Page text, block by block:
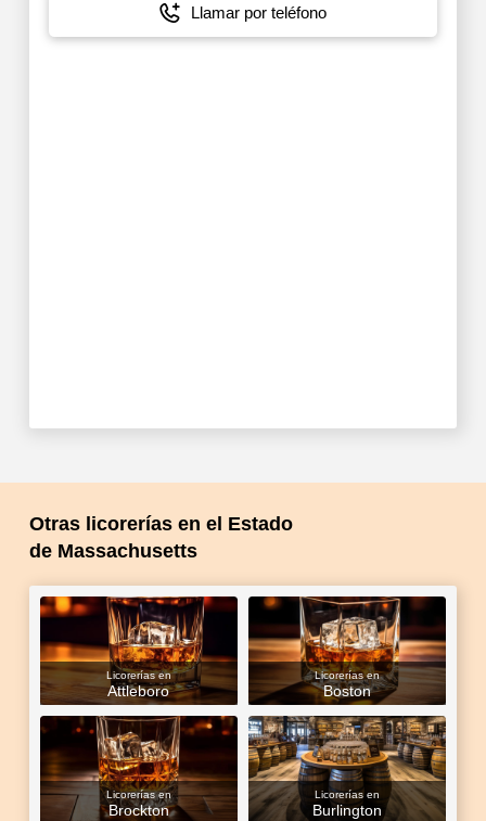
Llamar por teléfono
Otras licorerías en el Estado
de Massachusetts
Licorerías en
Attleboro
Licorerías en
Boston
Licorerías en
Brockton
Licorerías en
Burlington